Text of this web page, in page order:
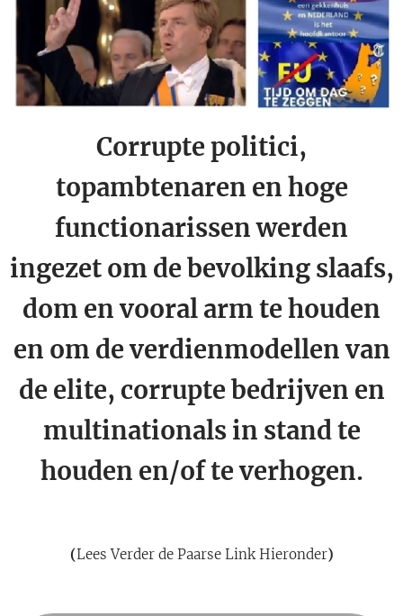
Corrupte politici,
topambtenaren en hoge
functionarissen werden
ingezet om de bevolking slaafs,
dom en vooral arm te houden
en om de verdienmodellen van
de elite, corrupte bedrijven en
multinationals in stand te
houden en/of te verhogen.
(Lees Verder de Paarse Link Hieronder)